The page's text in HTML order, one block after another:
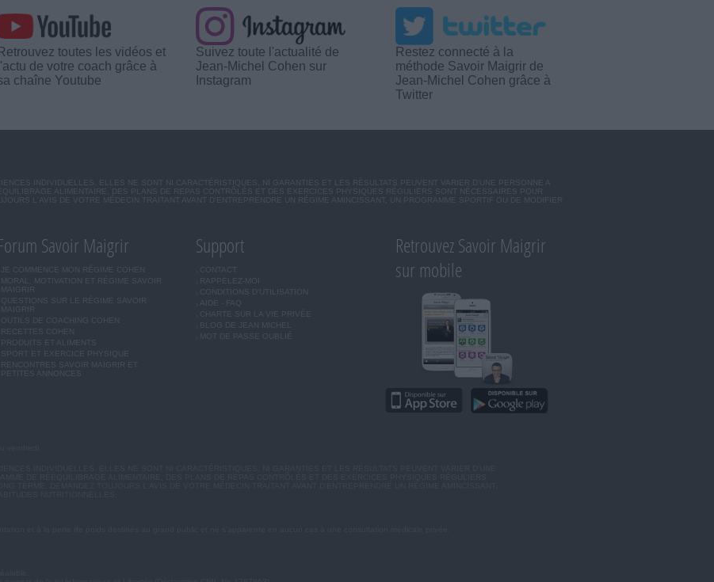
Retrouvez toutes les vidéos et
l'actu de votre coach grâce à
chaîne Youtube
Suivez toute l'actualité de
Jean-Michel Cohen sur
Instagram
Restez connecté à la
méthode Savoir Maigrir de
Jean-Michel Cohen grâce à
Twitter
INDIVIDUELLES. ELLES NE SONT NI CARACTÉRISTIQUES, NI GARANTIES ET LES RÉSULTATS PEUVENT VARIER D'UNE PERSONNE A
ALIMENTAIRE, DES PLANS DE REPAS CONTRÔLÉS ET DES EXERCICES PHYSIQUES RÉGULIERS SONT NÉCESSAIRES POUR
L'AVIS DE VOTRE MÉDECIN TRAITANT AVANT D'ENTREPRENDRE UN RÉGIME AMINCISSANT, UN PROGRAMME SPORTIF OU DE MODIFIER
Savoir Maigrir
JE COMMENCE MON RÉGIME COHEN
MORAL, MOTIVATION ET RÉGIME SAVOIR
MAIGRIR
QUESTIONS SUR LE RÉGIME SAVOIR
MAIGRIR
OUTILS DE COACHING COHEN
RECETTES COHEN
PRODUITS ET ALIMENTS
SPORT ET EXERCICE PHYSIQUE
RENCONTRES SAVOIR MAIGRIR ET
PETITES ANNONCES
Support
CONTACT
RAPPELEZ-MOI
CONDITIONS D'UTILISATION
AIDE - FAQ
CHARTE SUR LA VIE PRIVÉE
BLOG DE JEAN MICHEL
MOT DE PASSE OUBLIÉ
Retrouvez Savoir Maigrir
sur mobile